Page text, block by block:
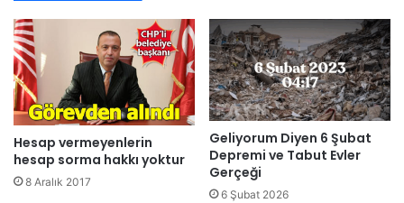
Hesap vermeyenlerin
hesap sorma hakkı yoktur
8 Aralık 2017
Geliyorum Diyen 6 Şubat
Depremi ve Tabut Evler
Gerçeği
6 Şubat 2026